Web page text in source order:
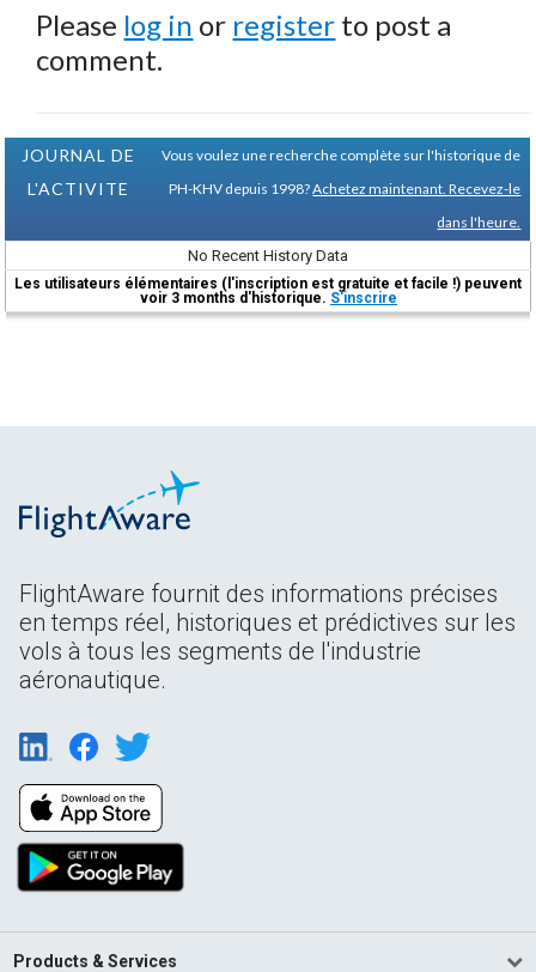
Please log in or register to post a
comment.
JOURNAL DE
L'ACTIVITE
Vous voulez une recherche complète sur l'historique de
PH-KHV depuis 1998?Achetez maintenant. Recevez-le
dans l'heure.
No Recent History Data
Les utilisateurs élémentaires (l'inscription est gratuite et facile !) peuvent
voir 3 months d'historique. S'inscrire
FlightAware fournit des informations précises
en temps réel, historiques et prédictives sur les
vols à tous les segments de l'industrie
aéronautique.
Products & Services